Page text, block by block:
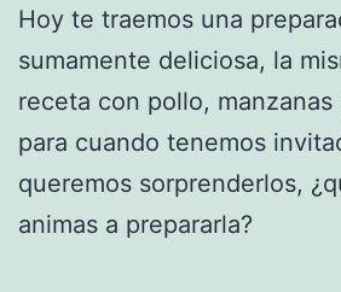
Hoy te traemos una
sumamente deliciosa, la
receta con pollo,
para cuando tenemos
queremos sorprenderlos,
animas a prepararla?